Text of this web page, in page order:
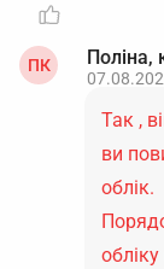
ПК Поліна,
Так ,
ви
облік.